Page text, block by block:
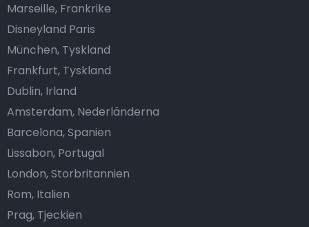
Marseille, Frankrike
Disneyland Paris
München, Tyskland
Frankfurt, Tyskland
Dublin, Irland
Amsterdam, Nederländerna
Barcelona, Spanien
Lissabon, Portugal
London, Storbritannien
Rom, Italien
Prag, Tjeckien